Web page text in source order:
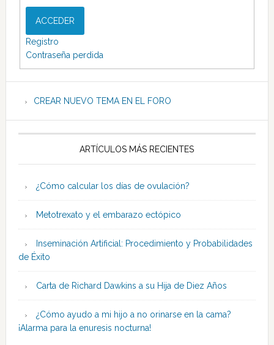
ACCEDER
Registro
Contraseña perdida
CREAR NUEVO TEMA EN EL FORO
ARTÍCULOS MÁS RECIENTES
¿Cómo calcular los días de ovulación?
Metotrexato y el embarazo ectópico
Inseminación Artificial: Procedimiento y Probabilidades
de Éxito
Carta de Richard Dawkins a su Hija de Diez Años
¿Cómo ayudo a mi hijo a no orinarse en la cama?
¡Alarma para la enuresis nocturna!